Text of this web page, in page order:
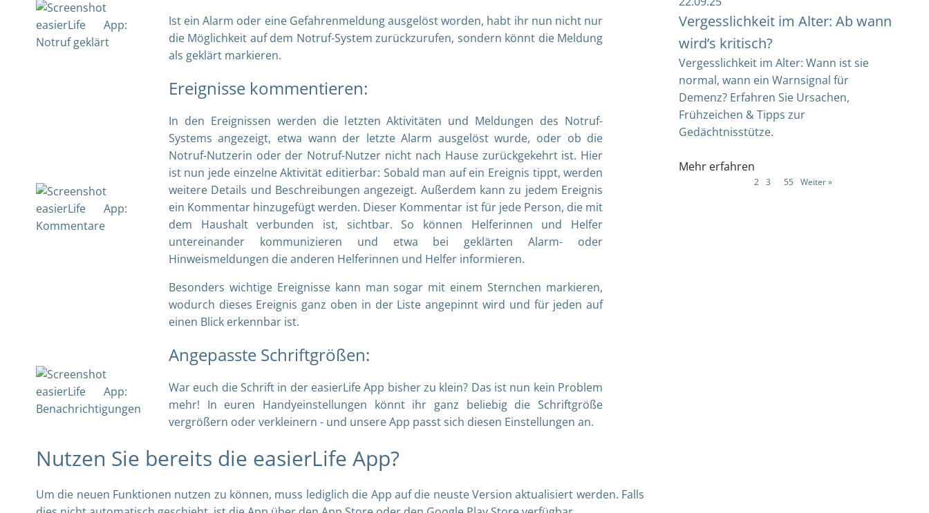
Ist ein Alarm oder eine Gefahrenmeldung ausgelöst worden, habt ihr nun nicht nur
die Möglichkeit auf dem Notruf-System zurückzurufen, sondern könnt die Meldung
als geklärt markieren.
Ereignisse kommentieren:
In den Ereignissen werden die letzten Aktivitäten und Meldungen des Notruf-
Systems angezeigt, etwa wann der letzte Alarm ausgelöst wurde, oder ob die
Notruf-Nutzerin oder der Notruf-Nutzer nicht nach Hause zurückgekehrt ist. Hier
ist nun jede einzelne Aktivität editierbar: Sobald man auf ein Ereignis tippt, werden
weitere Details und Beschreibungen angezeigt. Außerdem kann zu jedem Ereignis
ein Kommentar hinzugefügt werden. Dieser Kommentar ist für jede Person, die mit
dem Haushalt verbunden ist, sichtbar. So können Helferinnen und Helfer
untereinander kommunizieren und etwa bei geklärten Alarm- oder
Hinweismeldungen die anderen Helferinnen und Helfer informieren.
Besonders wichtige Ereignisse kann man sogar mit einem Sternchen markieren,
wodurch dieses Ereignis ganz oben in der Liste angepinnt wird und für jeden auf
einen Blick erkennbar ist.
Angepasste Schriftgrößen:
War euch die Schrift in der easierLife App bisher zu klein? Das ist nun kein Problem
mehr! In euren Handyeinstellungen könnt ihr ganz beliebig die Schriftgröße
vergrößern oder verkleinern - und unsere App passt sich diesen Einstellungen an.
Nutzen Sie bereits die easierLife App?
Um die neuen Funktionen nutzen zu können, muss lediglich die App auf die neuste Version aktualisiert werden. Falls
Vergesslichkeit im Alter: Ab wann
wird’s kritisch?
Vergesslichkeit im Alter: Wann ist sie
normal, wann ein Warnsignal für
Demenz? Erfahren Sie Ursachen,
Frühzeichen & Tipps zur
Gedächtnisstütze.
Mehr erfahren
2 3 55 Weiter »